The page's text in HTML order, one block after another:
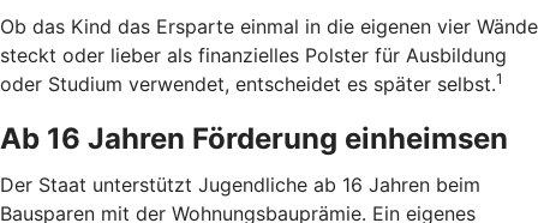
Ob das Kind das Ersparte einmal in die eigenen vier Wände
steckt oder lieber als finanzielles Polster für Ausbildung
oder Studium verwendet, entscheidet es später selbst.1
Ab 16 Jahren Förderung einheimsen
Der Staat unterstützt Jugendliche ab 16 Jahren beim
Bausparen mit der Wohnungsbauprämie. Ein eigenes